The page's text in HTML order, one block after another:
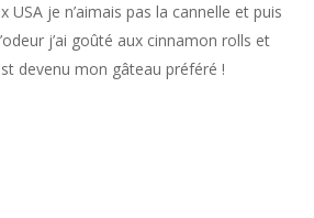
USA je n’aimais pas la cannelle et puis
j’ai goûté aux cinnamon rolls et
devenu mon gâteau préféré !